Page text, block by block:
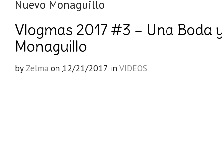
Nuevo Monaguillo
Vlogmas 2017 #3 – Una Boda
Monaguillo
by Zelma on 12/21/2017 inVIDEOS